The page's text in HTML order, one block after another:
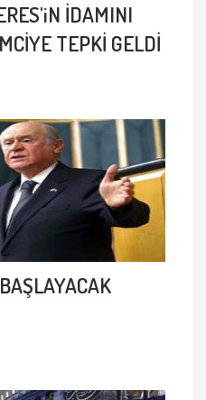
İDAMINI
TEPKİ GELDİ